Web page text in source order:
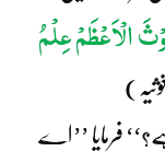
الْاَعْظَمْ عِلْمُ
فرمایا ’’اے